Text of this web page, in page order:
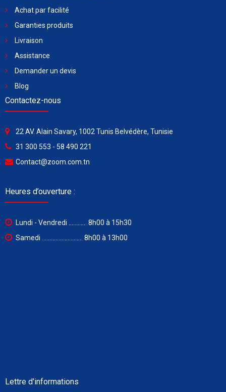
Achat par facilité
Garanties produits
Livraison
Assistance
Demander un devis
Blog
Contactez-nous
22 AV. Alain Savary, 1002 Tunis Belvédère, Tunisie
31 300 553 - 58 490 221
Contact@zoom.com.tn
Heures d’ouverture :
Lundi - Vendredi ............ 8h00 à 15h30
Samedi ........................... 8h00 à 13h00
Lettre d'informations